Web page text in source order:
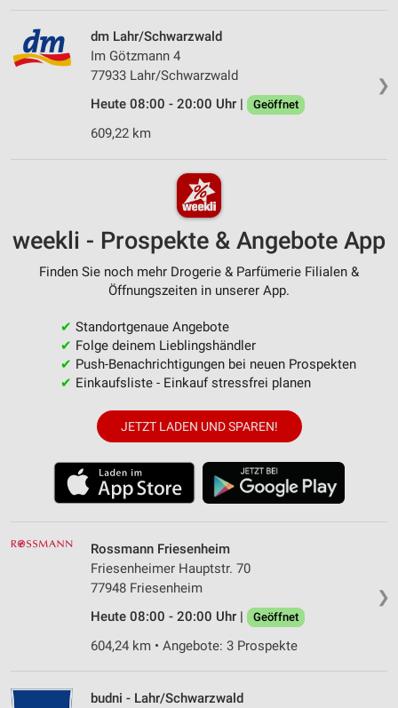
❯
dm Lahr/Schwarzwald
Im Götzmann 4
77933 Lahr/Schwarzwald
Heute 08:00 - 20:00 Uhr |
Geöffnet
609,22 km
weekli - Prospekte & Angebote App
Finden Sie noch mehr Drogerie & Parfümerie Filialen &
Öffnungszeiten in unserer App.
✔ Standortgenaue Angebote
✔ Folge deinem Lieblingshändler
✔ Push-Benachrichtigungen bei neuen Prospekten
✔ Einkaufsliste - Einkauf stressfrei planen
JETZT LADEN UND SPAREN!
❯
Rossmann Friesenheim
Friesenheimer Hauptstr. 70
77948 Friesenheim
Heute 08:00 - 20:00 Uhr |
Geöffnet
604,24 km • Angebote: 3 Prospekte
budni - Lahr/Schwarzwald